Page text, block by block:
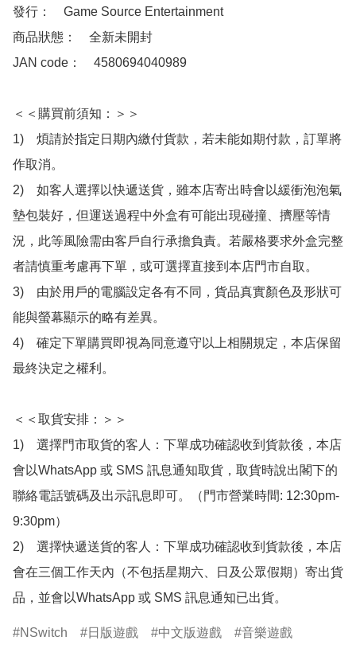
發行：　Game Source Entertainment
商品狀態：　全新未開封
JAN code：　4580694040989
＜＜購買前須知：＞＞
1)　煩請於指定日期內繳付貨款，若未能如期付款，訂單將
作取消。
2)　如客人選擇以快遞送貨，雖本店寄出時會以緩衝泡泡氣
墊包裝好，但運送過程中外盒有可能出現碰撞、擠壓等情
況，此等風險需由客戶自行承擔負責。若嚴格要求外盒完整
者請慎重考慮再下單，或可選擇直接到本店門市自取。
3)　由於用戶的電腦設定各有不同，貨品真實顏色及形狀可
能與螢幕顯示的略有差異。
4)　確定下單購買即視為同意遵守以上相關規定，本店保留
最終決定之權利。
＜＜取貨安排：＞＞
1)　選擇門市取貨的客人：下單成功確認收到貨款後，本店
會以WhatsApp 或 SMS 訊息通知取貨，取貨時說出閣下的
聯絡電話號碼及出示訊息即可。（門市營業時間: 12:30pm-
9:30pm）
2)　選擇快遞送貨的客人：下單成功確認收到貨款後，本店
會在三個工作天內（不包括星期六、日及公眾假期）寄出貨
品，並會以WhatsApp 或 SMS 訊息通知已出貨。
NSwitch 日版遊戲 中文版遊戲 音樂遊戲